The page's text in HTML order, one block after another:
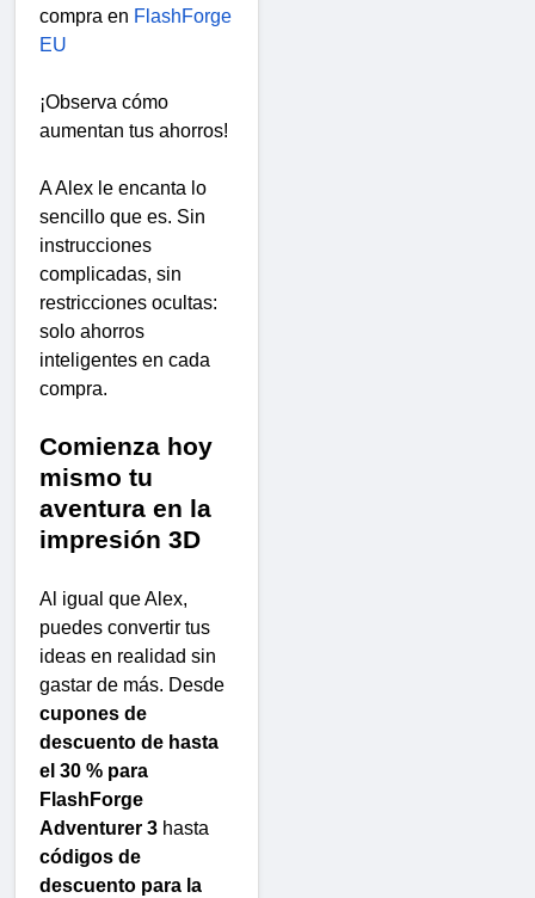
compra en FlashForge
EU
¡Observa cómo
aumentan tus ahorros!
A Alex le encanta lo
sencillo que es. Sin
instrucciones
complicadas, sin
restricciones ocultas:
solo ahorros
inteligentes en cada
compra.
Comienza hoy
mismo tu
aventura en la
impresión 3D
Al igual que Alex,
puedes convertir tus
ideas en realidad sin
gastar de más. Desde
cupones de
descuento de hasta
el 30 % para
FlashForge
Adventurer 3 hasta
códigos de
descuento para la